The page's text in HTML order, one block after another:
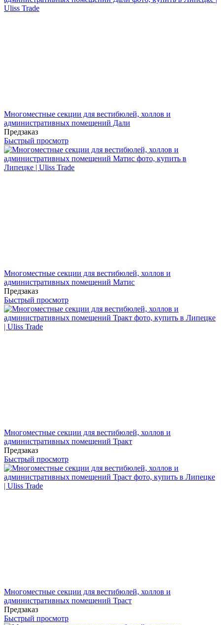
Многоместные секции для вестибюлей, холлов и
административных помещений Дали
Предзаказ
Быстрый просмотр
Многоместные секции для вестибюлей, холлов и
административных помещений Матис
Предзаказ
Быстрый просмотр
Многоместные секции для вестибюлей, холлов и
административных помещений Тракт
Предзаказ
Быстрый просмотр
Многоместные секции для вестибюлей, холлов и
административных помещений Траст
Предзаказ
Быстрый просмотр